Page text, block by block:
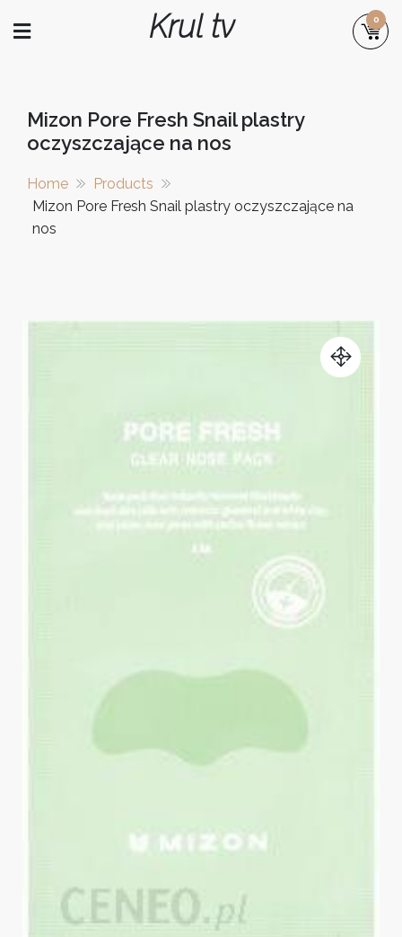
Krul tv 0
Mizon Pore Fresh Snail plastry
oczyszczające na nos
Home
Products
Mizon Pore Fresh Snail plastry oczyszczające na
nos